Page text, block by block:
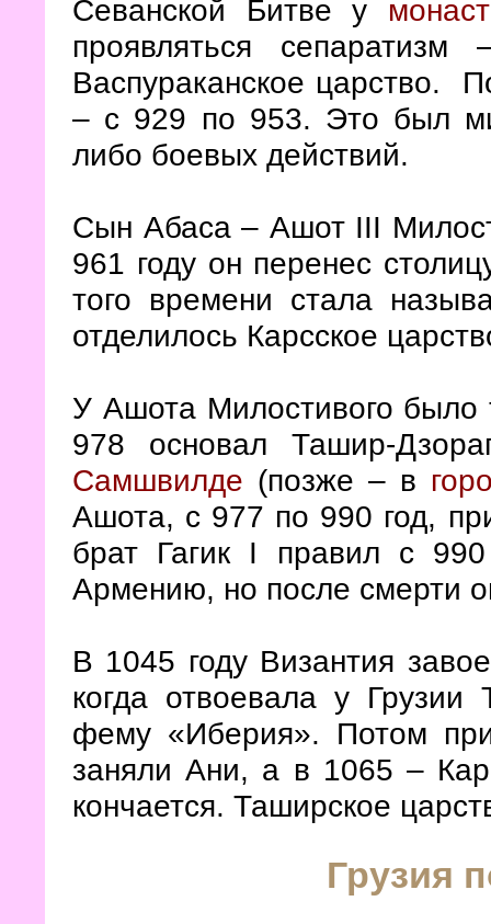
Севанской Битве у
проявляться
Васпураканское царство.
– с 929 по 953. Это был
либо боевых действий.
Сын Абаса – Ашот III
961 году он перенес
того времени стала
отделилось Карсское
У Ашота Милостивого было
978 основал Ташир-
Самшвилде (позже – в
Ашота, с 977 по 990 год,
брат Гагик I правил с
Армению, но после смерти
В 1045 году Византия
когда отвоевала у
фему «Иберия». Потом
заняли Ани, а в 1065 –
кончается. Таширское
Грузия